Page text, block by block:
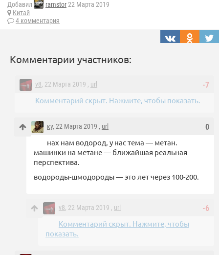
Добавил ramstor22 Марта 2019
Китай
4 комментария
Комментарии участников:
-7
v8, 22 Марта 2019 , url
Комментарий скрыт. Нажмите, чтобы показать.
0
ку, 22 Марта 2019 , url
нах нам водород, у нас тема — метан.
машинки на метане — ближайшая реальная
перспектива.
водороды-шмодороды — это лет через 100-200.
-6
v8, 22 Марта 2019 , url
Комментарий скрыт. Нажмите, чтобы
показать.